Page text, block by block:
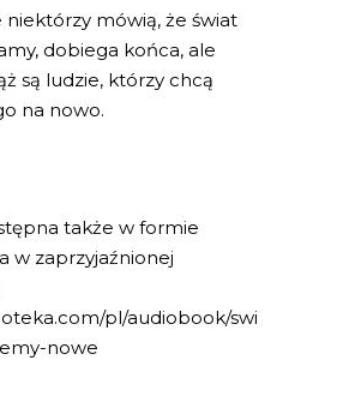
niektórzy mówią, że świat
dobiega końca, ale
są ludzie, którzy chcą
na nowo.
także w formie
w zaprzyjaźnionej
pl/audiobook/swi
nowe